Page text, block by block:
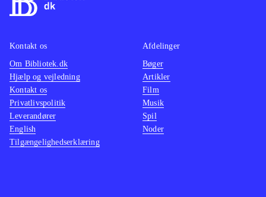
Kontakt os
Om Bibliotek.dk
Hjælp og vejledning
Kontakt os
Privatlivspolitik
Leverandører
English
Tilgængelighedserklæring
Afdelinger
Bøger
Artikler
Film
Musik
Spil
Noder